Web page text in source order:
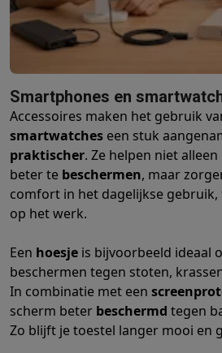
Barbecues
Elektrische barbecues
Koude drankenJuicers
DessertsWafelijzersIjsmachines
Smart gardenBinnentuinKruiden
Huishouden & airco
StofzuigenStofzuigers
RobotsRobotstofzuigers Dweilrobots
SchoonmakenVloerreinigers
StrijkenStoomgeneratorsStrijkijzers
NaaienNaaimachines
LuchtbehandelingLuchtreinigers
VerwarmenElektrische verwarming
Wassen & drogenWasmachines
Automatische voerbak
Beauty & gezondheid
Smartphones en
Accessoires maken het gebruik
smartwatches een stuk
praktischer. Ze helpen niet
beter te beschermen, maar
comfort in het dagelijkse
op het werk.
Een hoesje is bijvoorbeeld ideaal
beschermen tegen stoten,
In combinatie met een
scherm beter beschermd tegen
Zo blijft je toestel langer mooi en